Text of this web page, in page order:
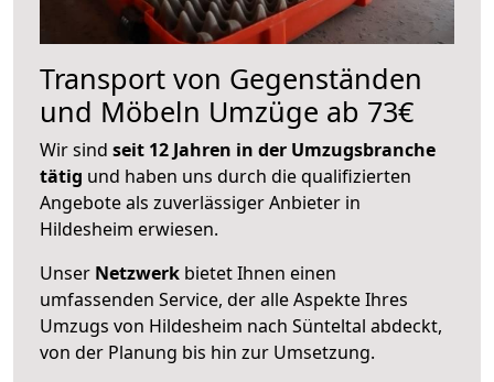
Transport von Gegenständen
und Möbeln Umzüge ab 73€
Wir sind seit 12 Jahren in der Umzugsbranche
tätig und haben uns durch die qualifizierten
Angebote als zuverlässiger Anbieter in
Hildesheim erwiesen.
Unser Netzwerk bietet Ihnen einen
umfassenden Service, der alle Aspekte Ihres
Umzugs von Hildesheim nach Sünteltal abdeckt,
von der Planung bis hin zur Umsetzung.